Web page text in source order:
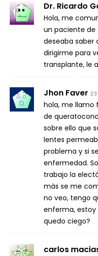
Dr. Ricardo
Hola, me
un paciente de
deseaba saber
dirigirme para
transplante, le
Jhon Faver
hola, me llamo
de
sobre ello que
lentes
problema y si
enfermedad.
trabajo la
màs se me
no veo, tengo
enferma, estoy
quedo ciego?
carlos